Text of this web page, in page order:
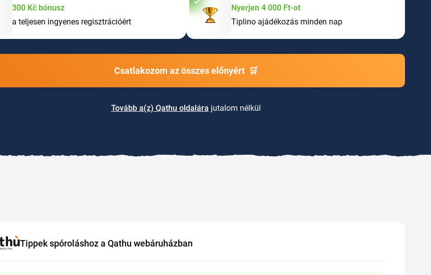
300 Kč bónusz
a teljesen ingyenes regisztrációért
Nyerjen 4 000 Ft-ot
Tiplino ajádékozás minden nap
Csatlakozom az összes előnyért 🛒
Tovább a(z) Qathu oldalára jutalom nélkül
Tippek spóroláshoz a Qathu webáruházban